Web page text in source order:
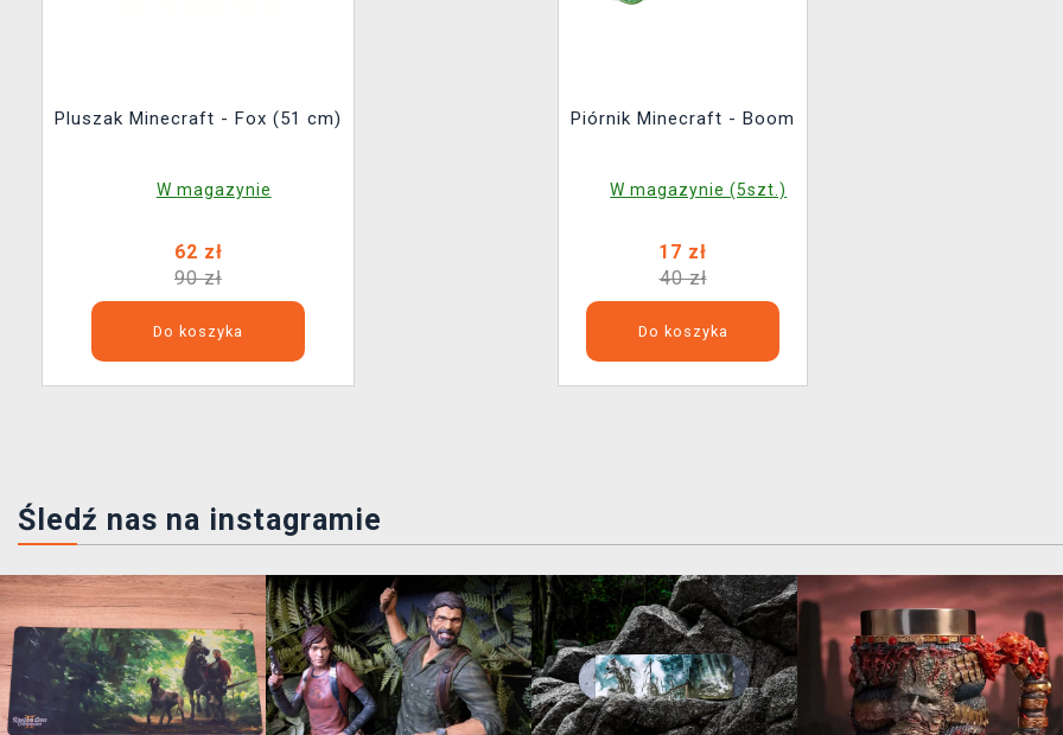
Pluszak Minecraft - Fox (51 cm)
W magazynie
62 zł
90 zł
Do koszyka
Piórnik Minecraft - Boom
W magazynie (5szt.)
17 zł
40 zł
Do koszyka
Śledź nas na instagramie